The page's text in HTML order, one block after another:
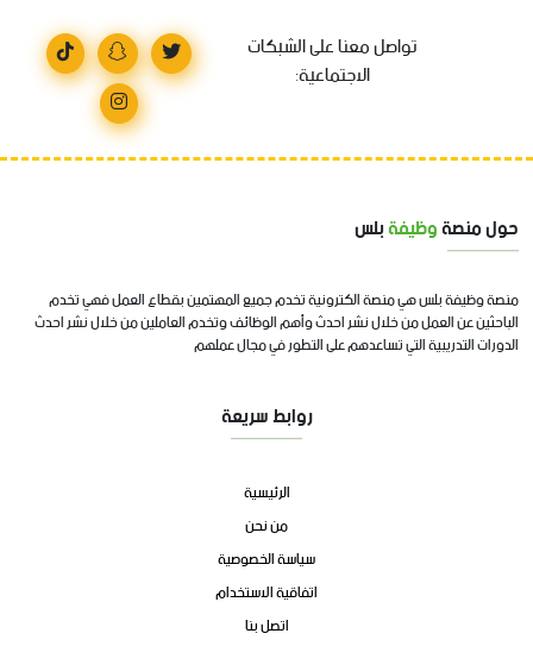
تواصل معنا على الشبكات
الاجتماعية:
حول منصةوظيفةبلس
منصة وظيفة بلس هي منصة الكترونية تخدم جميع المهتمين بقطاع العمل فهي تخدم
الباحثين عن العمل من خلال نشر احدث وأهم الوظائف وتخدم العاملين من خلال نشر احدث
الدورات التدريبية التي تساعدهم على التطور في مجال عملهم
روابط سريعة
الرئيسية
من نحن
سياسة الخصوصية
اتفاقية الاستخدام
اتصل بنا